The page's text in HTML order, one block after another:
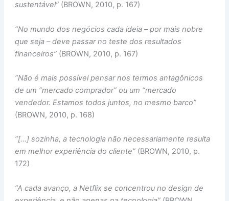
sustentável” (BROWN, 2010, p. 167)
“No mundo dos negócios cada ideia – por mais nobre
que seja – deve passar no teste dos resultados
financeiros” (BROWN, 2010, p. 167)
“Não é mais possível pensar nos termos antagônicos
de um “mercado comprador” ou um “mercado
vendedor. Estamos todos juntos, no mesmo barco”
(BROWN, 2010, p. 168)
“[…] sozinha, a tecnologia não necessariamente resulta
em melhor experiência do cliente” (BROWN, 2010, p.
172)
“A cada avanço, a Netflix se concentrou no design de